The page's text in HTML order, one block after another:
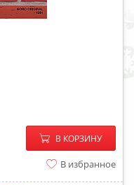
− +
В КОРЗИНУ
В избранное